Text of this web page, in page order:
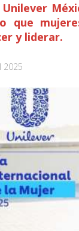
que
y liderar.
2025